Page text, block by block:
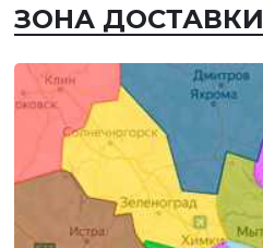
ЗОНА ДОСТАВКИ